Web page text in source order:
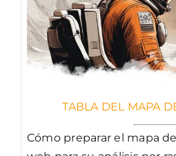
TABLA DEL MAPA
Cómo preparar el mapa